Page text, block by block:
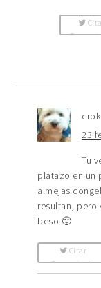
23
Tu
platazo en un
almejas
resultan, pero
beso 🙂
Citar
Comentario